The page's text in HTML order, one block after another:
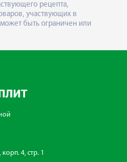
рецепта,
участвующих в
быть ограничен или
4, стр. 1